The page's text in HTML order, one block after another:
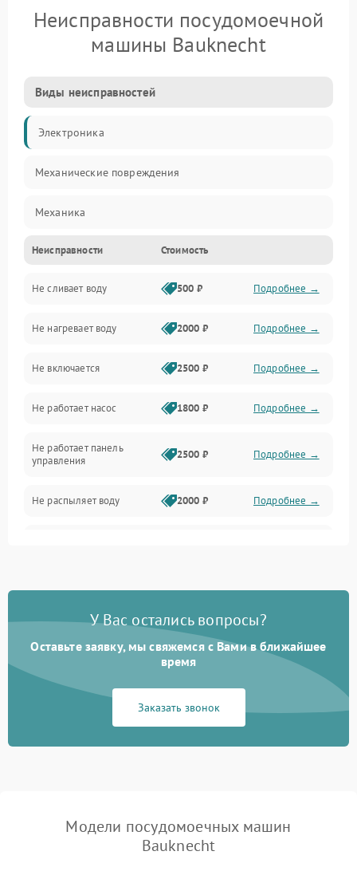
Неисправности посудомоечной
машины Bauknecht
Виды неисправностей
Электроника
Механические повреждения
Механика
Управление
Электропитание
Датчики
Нагрев
Вода
Гигиена
Программное обеспечение
Неисправности Стоимость
Не сливает воду 500 ₽ Подробнее →
Не нагревает воду 2000 ₽ Подробнее →
Не включается 2500 ₽ Подробнее →
Не работает насос 1800 ₽ Подробнее →
Не работает панель
управления
2500 ₽ Подробнее →
Не распыляет воду 2000 ₽ Подробнее →
Проблемы с набором
Не работает сушилка 2100 ₽ Подробнее →
Сбои в работе таймера 1700 ₽
У Вас остались вопросы?
Оставьте заявку, мы свяжемся с Вами в ближайшее
время
Заказать звонок
Модели посудомоечных машин
Bauknecht